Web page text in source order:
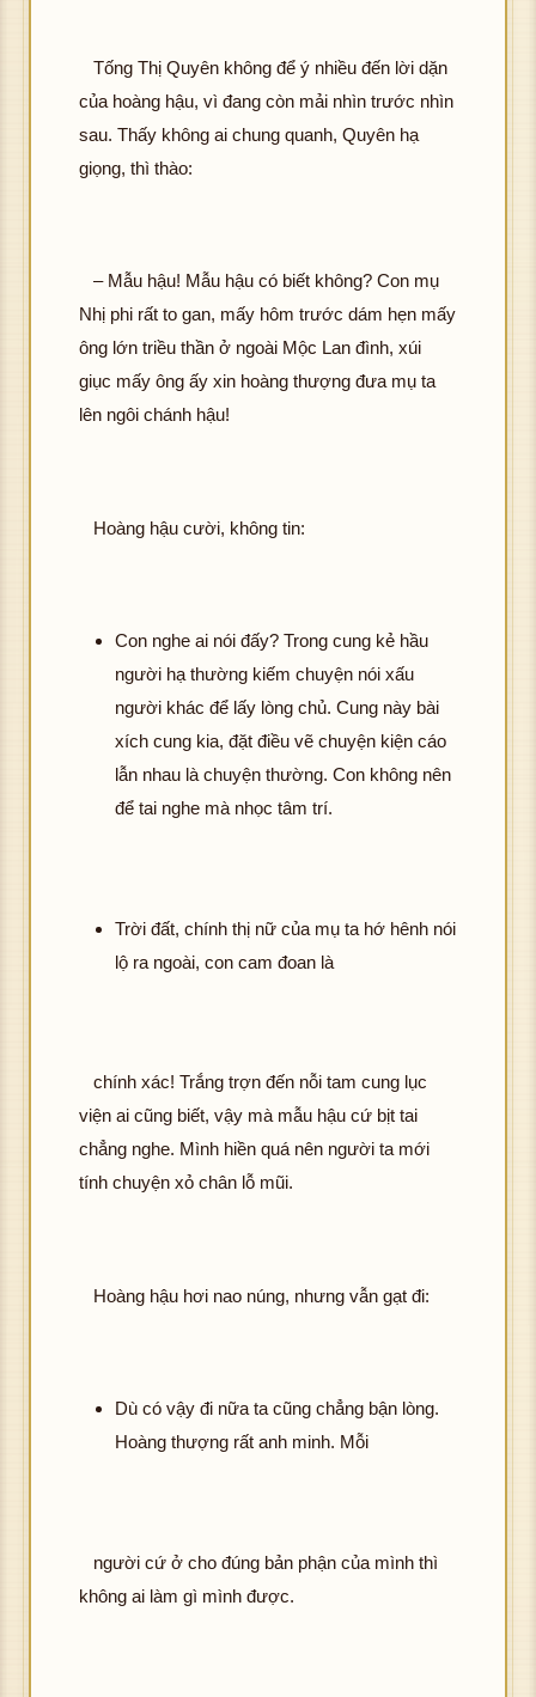
Tống Thị Quyên không để ý nhiều đến lời dặn
của hoàng hậu, vì đang còn mải nhìn trước nhìn
sau. Thấy không ai chung quanh, Quyên hạ
giọng, thì thào:
– Mẫu hậu! Mẫu hậu có biết không? Con mụ
Nhị phi rất to gan, mấy hôm trước dám hẹn mấy
ông lớn triều thần ở ngoài Mộc Lan đình, xúi
giục mấy ông ấy xin hoàng thượng đưa mụ ta
lên ngôi chánh hậu!
Hoàng hậu cười, không tin:
Con nghe ai nói đấy? Trong cung kẻ hầu
người hạ thường kiếm chuyện nói xấu
người khác để lấy lòng chủ. Cung này bài
xích cung kia, đặt điều vẽ chuyện kiện cáo
lẫn nhau là chuyện thường. Con không nên
để tai nghe mà nhọc tâm trí.
Trời đất, chính thị nữ của mụ ta hớ hênh nói
lộ ra ngoài, con cam đoan là
chính xác! Trắng trợn đến nỗi tam cung lục
viện ai cũng biết, vậy mà mẫu hậu cứ bịt tai
chẳng nghe. Mình hiền quá nên người ta mới
tính chuyện xỏ chân lỗ mũi.
Hoàng hậu hơi nao núng, nhưng vẫn gạt đi:
Dù có vậy đi nữa ta cũng chẳng bận lòng.
Hoàng thượng rất anh minh. Mỗi
người cứ ở cho đúng bản phận của mình thì
không ai làm gì mình được.